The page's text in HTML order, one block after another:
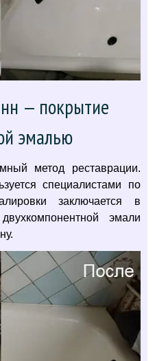
— покрытие
эмалью
метод реставрации.
специалистами по
заключается в
эмали